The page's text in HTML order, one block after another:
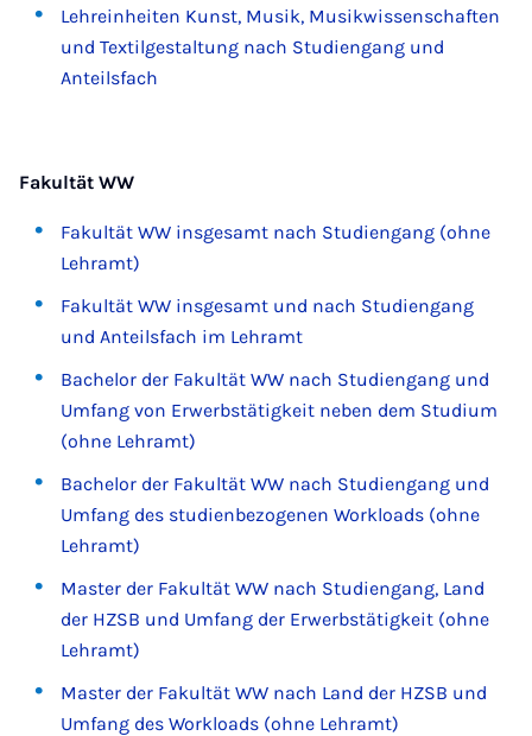
Lehreinheiten Kunst, Musik, Musikwissenschaften
und Textilgestaltung nach Studiengang und
Anteilsfach
Fakultät WW
Fakultät WW insgesamt nach Studiengang (ohne
Lehramt)
Fakultät WW insgesamt und nach Studiengang
und Anteilsfach im Lehramt
Bachelor der Fakultät WW nach Studiengang und
Umfang von Erwerbstätigkeit neben dem Studium
(ohne Lehramt)
Bachelor der Fakultät WW nach Studiengang und
Umfang des studienbezogenen Workloads (ohne
Lehramt)
Master der Fakultät WW nach Studiengang, Land
der HZSB und Umfang der Erwerbstätigkeit (ohne
Lehramt)
Master der Fakultät WW nach Land der HZSB und
Umfang des Workloads (ohne Lehramt)